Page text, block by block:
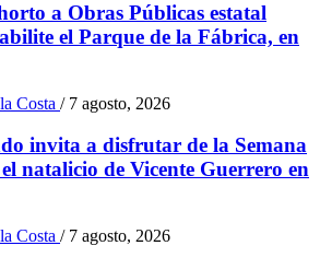
a Obras Públicas estatal
el Parque de la Fábrica, en
Costa / 7 agosto, 2026
invita a disfrutar de la Semana
natalicio de Vicente Guerrero en
Costa / 7 agosto, 2026